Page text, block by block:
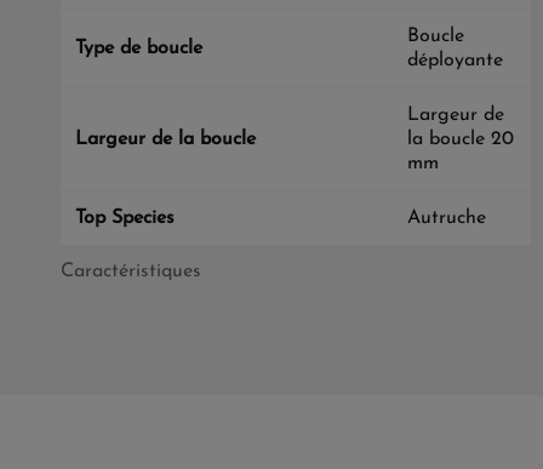
Caractéristiques
Type de boucle
Boucle
déployante
Largeur de la boucle
Largeur de
la boucle 20
mm
Top Species Autruche